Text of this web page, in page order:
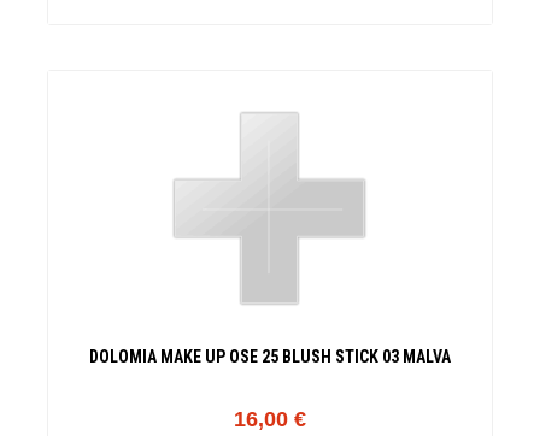
DOLOMIA MAKE UP OSE 25 BLUSH STICK 03 MALVA
16,00 €